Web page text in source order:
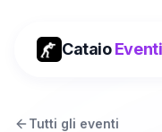
CataioEventi
Tutti gli eventi